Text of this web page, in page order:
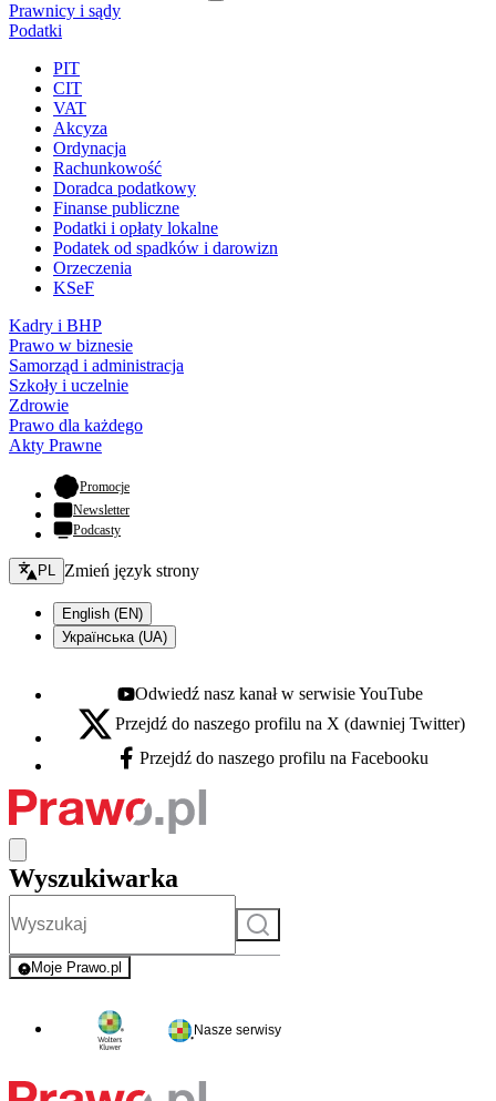
Prawnicy i sądy
Podatki
PIT
CIT
VAT
Akcyza
Ordynacja
Rachunkowość
Doradca podatkowy
Finanse publiczne
Podatki i opłaty lokalne
Podatek od spadków i darowizn
Orzeczenia
KSeF
Kadry i BHP
Prawo w biznesie
Samorząd i administracja
Szkoły i uczelnie
Zdrowie
Prawo dla każdego
Akty Prawne
Promocje- otwiera się w nowej karcie
Newsletter
Podcasty
Zmień język - bieżący:
PL Zmień język strony
English (EN)
Українська (UA)
Youtube - otwiera się w nowej karcie
Odwiedź nasz kanał w serwisie YouTube
X - otwiera się w nowej karcie
Przejdź do naszego profilu na X (dawniej Twitter)
Facebook - otwiera się w nowej karcie
Przejdź do naszego profilu na Facebooku
Wyszukiwarka
Szukaj
Moje Prawo.pl
- rejestracja i logowanie do serwisu
Nasze serwisy